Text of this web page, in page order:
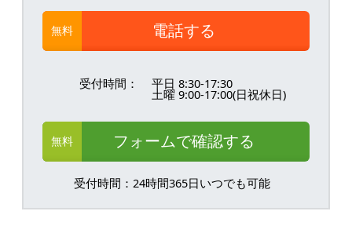
無料 電話する
受付時間： 平日 8:30-17:30
土曜 9:00-17:00(日祝休日)
無料 フォームで確認する
受付時間：24時間365日いつでも可能